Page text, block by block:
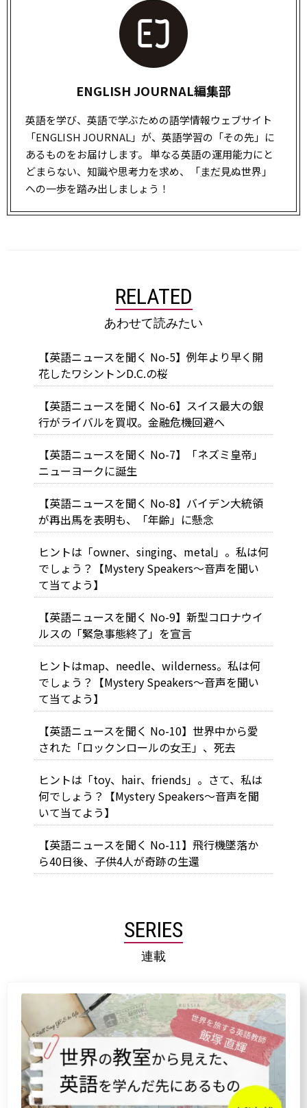
ENGLISH JOURNAL編集部
英語を学び、英語で学ぶための語学情報ウェブサイト
「ENGLISH JOURNAL」が、英語学習の「その先」に
あるものをお届けします。 単なる英語の運用能力にと
どまらない、知識や思考力を求め、「まだ見ぬ世界」
への一歩を踏み出しましょう！
RELATED
あわせて読みたい
【英語ニュースを聞く No-5】例年より早く開
花したワシントンD.C.の桜
【英語ニュースを聞く No-6】スイス最大の銀
行がライバルを買収。金融危機回避へ
【英語ニュースを聞く No-7】「ネズミ皇帝」
ニューヨークに誕生
【英語ニュースを聞く No-8】バイデン大統領
が再出馬を表明も、「年齢」に懸念
ヒントは「owner、singing、metal」。私は何
でしょう？【Mystery Speakers～音声を聞い
て当てよう】
【英語ニュースを聞く No-9】新型コロナウイ
ルスの「緊急事態終了」を宣言
ヒントはmap、needle、wilderness。私は何
でしょう？【Mystery Speakers～音声を聞い
て当てよう】
【英語ニュースを聞く No-10】世界中から愛
された「ロックンロールの女王」、死去
ヒントは「toy、hair、friends」。さて、私は
何でしょう？【Mystery Speakers～音声を聞
いて当てよう】
【英語ニュースを聞く No-11】飛行機墜落か
ら40日後、子供4人が奇跡の生還
SERIES
連載